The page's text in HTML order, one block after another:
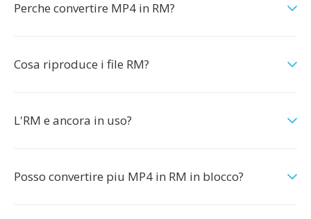
Perche convertire MP4 in RM?
Cosa riproduce i file RM?
L'RM e ancora in uso?
Posso convertire piu MP4 in RM in blocco?